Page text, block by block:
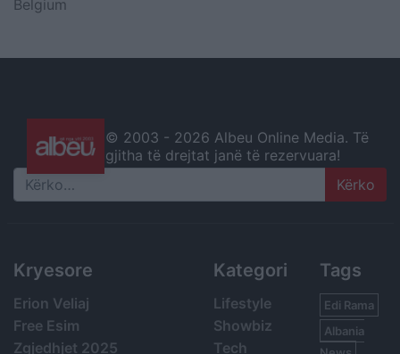
Belgium
© 2003 - 2026 Albeu Online Media. Të
gjitha të drejtat janë të rezervuara!
Search
Kryesore
Erion Veliaj
Free Esim
Zgjedhjet 2025
Kategori
Lifestyle
Showbiz
Tech
Tags
Edi Rama
Albania